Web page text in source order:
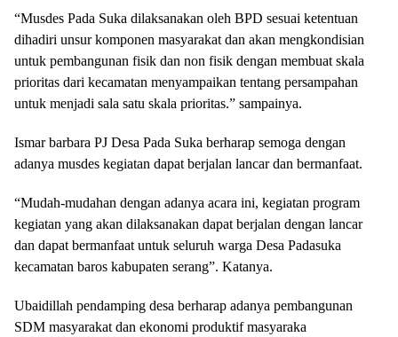
“Musdes Pada Suka dilaksanakan oleh BPD sesuai ketentuan
dihadiri unsur komponen masyarakat dan akan mengkondisian
untuk pembangunan fisik dan non fisik dengan membuat skala
prioritas dari kecamatan menyampaikan tentang persampahan
untuk menjadi sala satu skala prioritas.” sampainya.
Ismar barbara PJ Desa Pada Suka berharap semoga dengan
adanya musdes kegiatan dapat berjalan lancar dan bermanfaat.
“Mudah-mudahan dengan adanya acara ini, kegiatan program
kegiatan yang akan dilaksanakan dapat berjalan dengan lancar
dan dapat bermanfaat untuk seluruh warga Desa Padasuka
kecamatan baros kabupaten serang”. Katanya.
Ubaidillah pendamping desa berharap adanya pembangunan
SDM masyarakat dan ekonomi produktif masyaraka